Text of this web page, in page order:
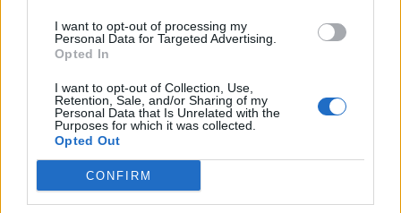
I want to opt-out of processing my
Personal Data for Targeted Advertising.
Opted In
I want to opt-out of Collection, Use,
Retention, Sale, and/or Sharing of my
Personal Data that Is Unrelated with the
Purposes for which it was collected.
Opted Out
CONFIRM
Секое дете има свои потреби. Затоа
родителскиот пристап треба да се прилагоди
генерализација.
Карактерот на вашето дете е резултат на
сложена интеракција меѓу наследството,
воспитувањето и околината. Бидете свесни за
примерот што го давате, создавајте средина
што го поттикнува развојот – и не се грижете